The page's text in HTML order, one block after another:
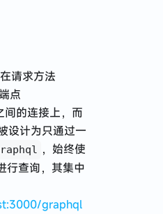
请求方法
点
间的连接上，而
设计为只通过一
，始终使
行查询，其集中
graphql